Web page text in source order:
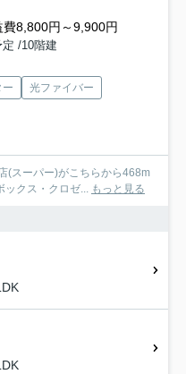
費8,800円～9,900円
/10階建
ー
光ファイバー
(スーパー)がこちらから468m
ックス・クロゼ... もっと見る